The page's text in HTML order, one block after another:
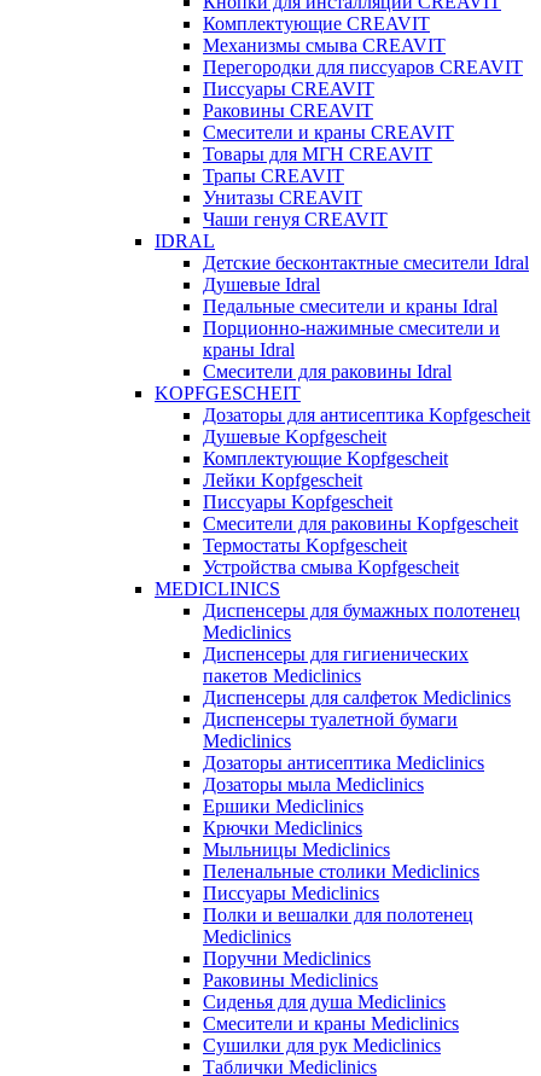
Комплектующие CREAVIT
Механизмы смыва CREAVIT
Перегородки для писсуаров CREAVIT
Писсуары CREAVIT
Раковины CREAVIT
Смесители и краны CREAVIT
Товары для МГН CREAVIT
Трапы CREAVIT
Унитазы CREAVIT
Чаши генуя CREAVIT
IDRAL
Детские бесконтактные смесители Idral
Душевые Idral
Педальные смесители и краны Idral
Порционно-нажимные смесители и
краны Idral
Смеcители для раковины Idral
KOPFGESCHEIT
Дозаторы для антисептика Kopfgescheit
Душевые Kopfgescheit
Комплектующие Kopfgescheit
Лейки Kopfgescheit
Писсуары Kopfgescheit
Смесители для раковины Kopfgescheit
Термостаты Kopfgescheit
Устройства смыва Kopfgescheit
MEDICLINICS
Диспенсеры для бумажных полотенец
Mediclinics
Диспенсеры для гигиенических
пакетов Mediclinics
Диспенсеры для салфеток Mediclinics
Диспенсеры туалетной бумаги
Mediclinics
Дозаторы антисептика Mediclinics
Дозаторы мыла Mediclinics
Ершики Mediclinics
Крючки Mediclinics
Мыльницы Mediclinics
Пеленальные столики Mediclinics
Писсуары Mediclinics
Полки и вешалки для полотенец
Mediclinics
Поручни Mediclinics
Раковины Mediclinics
Сиденья для душа Mediclinics
Смесители и краны Mediclinics
Сушилки для рук Mediclinics
Таблички Mediclinics